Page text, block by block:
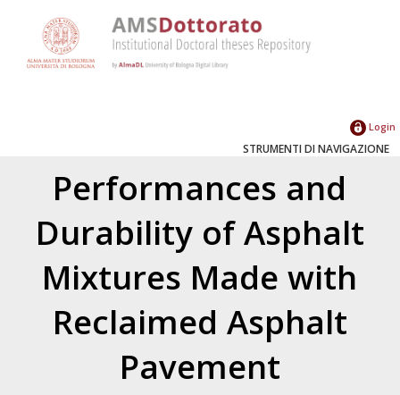
Login
STRUMENTI DI NAVIGAZIONE
Performances and
Durability of Asphalt
Mixtures Made with
Reclaimed Asphalt
Pavement